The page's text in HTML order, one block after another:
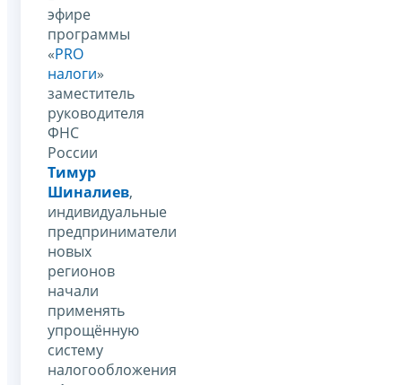
эфире
программы
«PRO
налоги»
заместитель
руководителя
ФНС
России
Тимур
Шиналиев,
индивидуальные
предприниматели
новых
регионов
начали
применять
упрощённую
систему
налогообложения